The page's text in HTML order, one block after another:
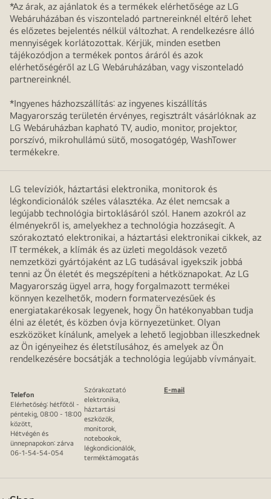
*Az árak, az ajánlatok és a termékek elérhetősége az LG
Webáruházában és viszonteladó partnereinknél eltérő lehet
és előzetes bejelentés nélkül változhat. A rendelkezésre álló
mennyiségek korlátozottak. Kérjük, minden esetben
tájékozódjon a termékek pontos áráról és azok
elérhetőségéről az LG Webáruházában, vagy viszonteladó
partnereinknél.
*Ingyenes házhozszállítás: az ingyenes kiszállítás
Magyarország területén érvényes, regisztrált vásárlóknak az
LG Webáruházban kapható TV, audio, monitor, projektor,
porszívó, mikrohullámú sütő, mosogatógép, WashTower
termékekre.
LG televíziók, háztartási elektronika, monitorok és
légkondicionálók széles választéka. Az élet nemcsak a
legújabb technológia birtoklásáról szól. Hanem azokról az
élményekről is, amelyekhez a technológia hozzásegít. A
szórakoztató elektronikai, a háztartási elektronikai cikkek, az
IT termékek, a klímák és az üzleti megoldások vezető
nemzetközi gyártójaként az LG tudásával igyekszik jobbá
tenni az Ön életét és megszépíteni a hétköznapokat. Az LG
Magyarország ügyel arra, hogy forgalmazott termékei
könnyen kezelhetők, modern formatervezésűek és
energiatakarékosak legyenek, hogy Ön hatékonyabban tudja
élni az életét, és közben óvja környezetünket. Olyan
eszközöket kínálunk, amelyek a lehető legjobban illeszkednek
az Ön igényeihez és életstílusához, és amelyek az Ön
rendelkezésére bocsátják a technológia legújabb vívmányait.
Telefon
Elérhetőség: hétfőtől -
péntekig, 08:00 - 18:00
között,
Hétvégén és
ünnepnapokon: zárva
06-1-54-54-054
Szórakoztató
elektronika,
háztartási
eszközök,
monitorok,
notebookok,
légkondicionálók,
terméktámogatás
E-mail